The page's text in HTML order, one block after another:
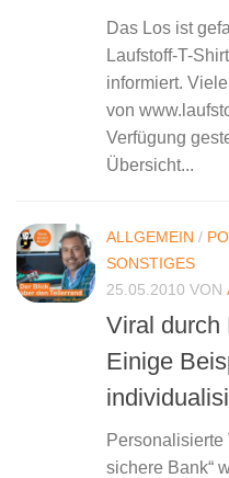
Das Los ist
Laufstoff-T-
informiert.
von
Verfügung
Übersicht...
ALLGEMEIN /
SONSTIGES
25.05.2010 VON
Viral durch
Einige
Personalisierte
sichere Bank“